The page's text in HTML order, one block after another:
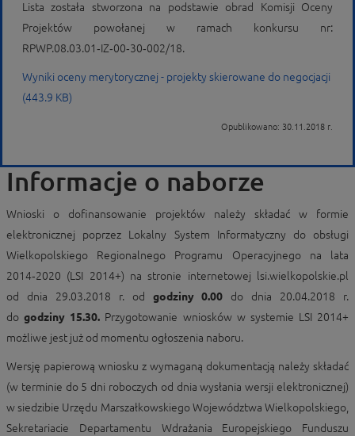
Lista została stworzona na podstawie obrad Komisji Oceny
Projektów powołanej w ramach konkursu nr:
RPWP.08.03.01‑IZ‑00‑30‑002/18.
Wyniki oceny merytorycznej - projekty skierowane do negocjacji
(443.9 KB)
Opublikowano: 30.11.2018 r.
Informacje o naborze
Wnioski o dofinansowanie projektów należy składać w formie
elektronicznej poprzez Lokalny System Informatyczny do obsługi
Wielkopolskiego Regionalnego Programu Operacyjnego na lata
2014‑2020 (LSI 2014+) na stronie internetowej lsi.wielkopolskie.pl
od dnia 29.03.2018 r. od godziny 0.00 do dnia 20.04.2018 r.
dogodziny 15.30. Przygotowanie wniosków w systemie LSI 2014+
możliwe jest już od momentu ogłoszenia naboru.
Wersję papierową wniosku z wymaganą dokumentacją należy składać
(w terminie do 5 dni roboczych od dnia wysłania wersji elektronicznej)
w siedzibie Urzędu Marszałkowskiego Województwa Wielkopolskiego,
Sekretariacie Departamentu Wdrażania Europejskiego Funduszu